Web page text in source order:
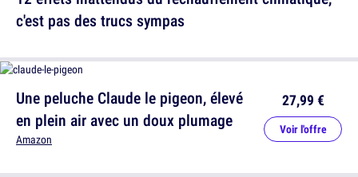
Une peluche Claude le pigeon, élevé
en plein air avec un doux plumage
Amazon
27,99 €
Voir l'offre
c'est pas des trucs sympas